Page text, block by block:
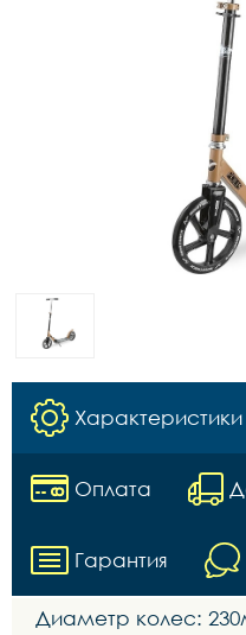
Характеристики
Оплата
Гарантия
Диаметр колес: